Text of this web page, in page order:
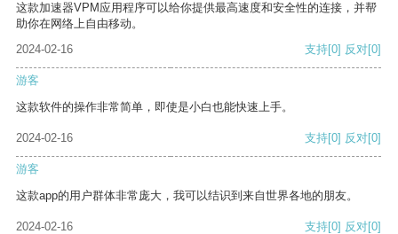
这款加速器VPM应用程序可以给你提供最高速度和安全性的连接，并帮
助你在网络上自由移动。
2024-02-16
支持[0] 反对[0]
游客
这款软件的操作非常简单，即使是小白也能快速上手。
2024-02-16 支持[0] 反对[0]
游客
这款app的用户群体非常庞大，我可以结识到来自世界各地的朋友。
2024-02-16 支持[0] 反对[0]